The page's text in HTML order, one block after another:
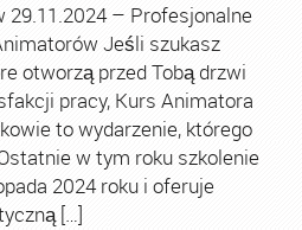
29.11.2024 – Profesjonalne
Jeśli szukasz
otworzą przed Tobą drzwi
pracy, Kurs Animatora
to wydarzenie, którego
w tym roku szkolenie
2024 roku i oferuje
[…]